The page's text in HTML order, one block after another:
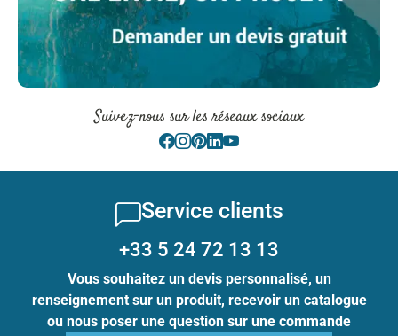
Suivez-nous sur les réseaux sociaux
Service clients
+33 5 24 72 13 13
Vous souhaitez un devis personnalisé, un
renseignement sur un produit, recevoir un catalogue
ou nous poser une question sur une commande